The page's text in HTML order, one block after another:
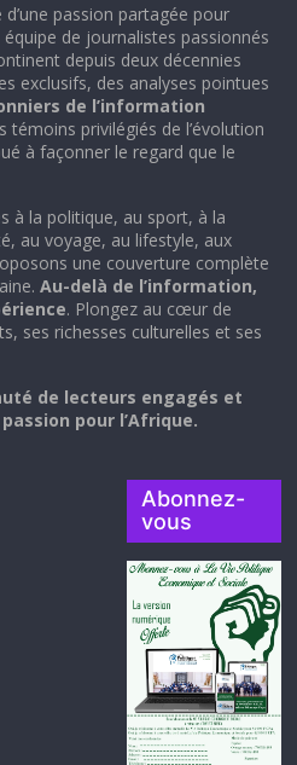
d’une passion partagée pour
de journalistes passionnés
depuis deux décennies
exclusifs, des analyses pointues
de l’information
témoins privilégiés de l’évolution
à façonner le regard que le
à la politique, au sport, à la
au voyage, au lifestyle, aux
une couverture complète
Au-delà de l’information,
. Plongez au cœur de
ses richesses culturelles et ses
de lecteurs engagés et
pour l’Afrique.
Abonnez-
vous